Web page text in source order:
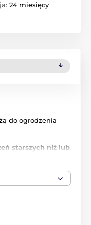
24 miesięcy
do ogrodzenia
starszych niż lub
nie można